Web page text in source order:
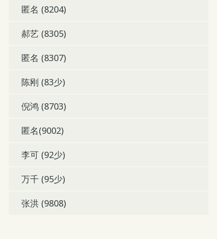
匿名 (8204)
郝艺 (8305)
匿名 (8307)
陈刚 (83少)
倪鸿 (8703)
匿名(9002)
李可 (92少)
万千 (95少)
张洪 (9808)